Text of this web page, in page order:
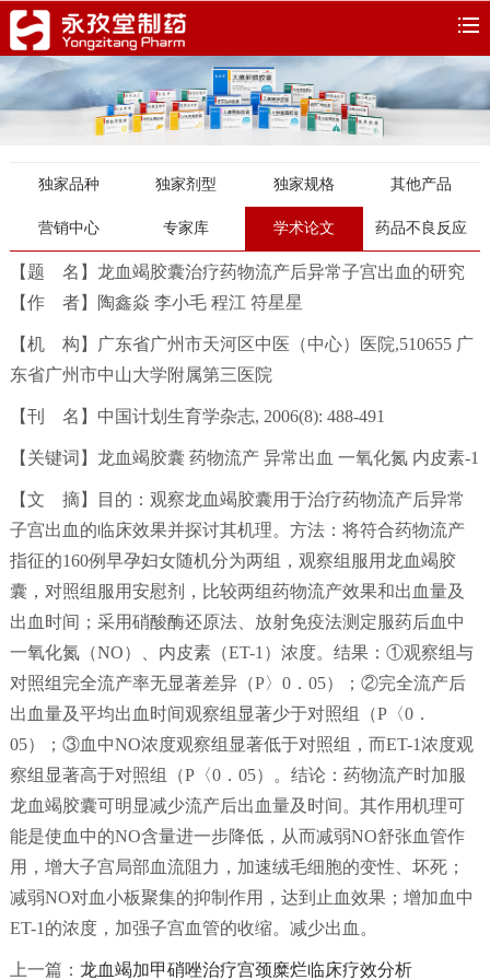
独家品种 独家剂型 独家规格 其他产品
营销中心 专家库 学术论文 药品不良反应
【题 名】龙血竭胶囊治疗药物流产后异常子宫出血的研究
【作 者】陶鑫焱 李小毛 程江 符星星
【机 构】广东省广州市天河区中医（中心）医院,510655 广
东省广州市中山大学附属第三医院
【刊 名】中国计划生育学杂志, 2006(8): 488-491
【关键词】龙血竭胶囊 药物流产 异常出血 一氧化氮 内皮素-1
【文 摘】目的：观察龙血竭胶囊用于治疗药物流产后异常
子宫出血的临床效果并探讨其机理。方法：将符合药物流产
指征的160例早孕妇女随机分为两组，观察组服用龙血竭胶
囊，对照组服用安慰剂，比较两组药物流产效果和出血量及
出血时间；采用硝酸酶还原法、放射免疫法测定服药后血中
一氧化氮（NO）、内皮素（ET-1）浓度。结果：①观察组与
对照组完全流产率无显著差异（P〉0．05）；②完全流产后
出血量及平均出血时间观察组显著少于对照组（P〈0．
05）；③血中NO浓度观察组显著低于对照组，而ET-1浓度观
察组显著高于对照组（P〈0．05）。结论：药物流产时加服
龙血竭胶囊可明显减少流产后出血量及时间。其作用机理可
能是使血中的NO含量进一步降低，从而减弱NO舒张血管作
用，增大子宫局部血流阻力，加速绒毛细胞的变性、坏死；
减弱NO对血小板聚集的抑制作用，达到止血效果；增加血中
ET-1的浓度，加强子宫血管的收缩。减少出血。
上一篇： ​龙血竭加甲硝唑治疗宫颈糜烂临床疗效分析